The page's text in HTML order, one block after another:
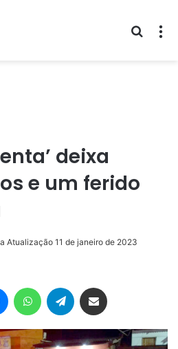
deixa
e um ferido
Atualização 11 de janeiro de 2023
MessengerWhatsAppTelegram